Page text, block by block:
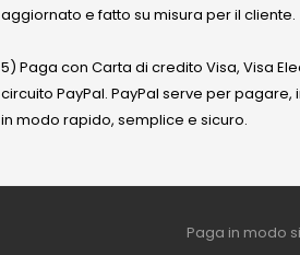
aggiornato e fatto su misura per il cliente.
5) Paga con Carta di credito Visa, Visa
circuito PayPal. PayPal serve per
in modo rapido, semplice e sicuro.
Paga in modo